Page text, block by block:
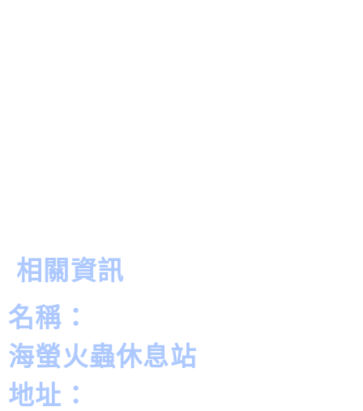
相關資訊
名稱：
海螢火蟲休息站
地址：